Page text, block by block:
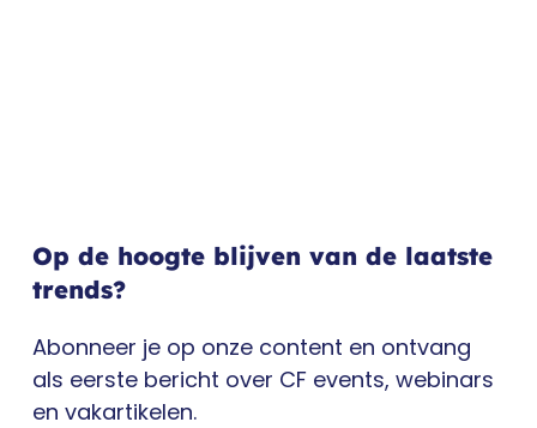
Op de hoogte blijven van de laatste
trends?
Abonneer je op onze content en ontvang
als eerste bericht over CF events, webinars
en vakartikelen.